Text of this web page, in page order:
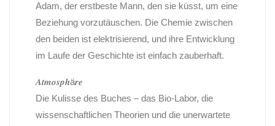
Adam, der erstbeste Mann, den sie küsst, um eine
Beziehung vorzutäuschen. Die Chemie zwischen
den beiden ist elektrisierend, und ihre Entwicklung
im Laufe der Geschichte ist einfach zauberhaft.
𝑨𝒕𝒎𝒐𝒔𝒑𝒉ä𝒓𝒆
Die Kulisse des Buches – das Bio-Labor, die
wissenschaftlichen Theorien und die unerwartete